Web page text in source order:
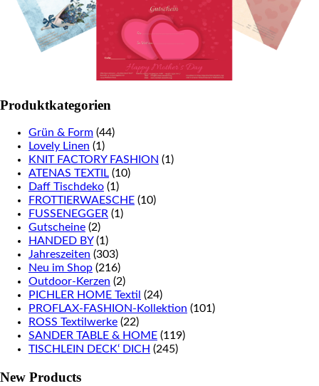
Produktkategorien
Grün & Form (44)
Lovely Linen (1)
KNIT FACTORY FASHION (1)
ATENAS TEXTIL (10)
Daff Tischdeko (1)
FROTTIERWAESCHE (10)
FUSSENEGGER (1)
Gutscheine (2)
HANDED BY (1)
Jahreszeiten (303)
Neu im Shop (216)
Outdoor-Kerzen (2)
PICHLER HOME Textil (24)
PROFLAX-FASHION-Kollektion (101)
ROSS Textilwerke (22)
SANDER TABLE & HOME (119)
TISCHLEIN DECK‘ DICH (245)
New Products